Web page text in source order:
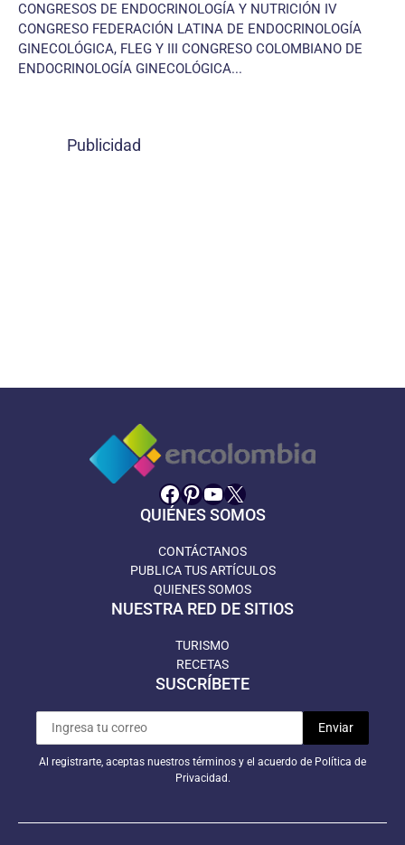
CONGRESOS DE ENDOCRINOLOGÍA Y NUTRICIÓN IV
CONGRESO FEDERACIÓN LATINA DE ENDOCRINOLOGÍA
GINECOLÓGICA, FLEG Y III CONGRESO COLOMBIANO DE
ENDOCRINOLOGÍA GINECOLÓGICA...
Publicidad
Facebook
Pinterest
YouTube
X
QUIÉNES SOMOS
CONTÁCTANOS
PUBLICA TUS ARTÍCULOS
QUIENES SOMOS
NUESTRA RED DE SITIOS
TURISMO
RECETAS
SUSCRÍBETE
Al registrarte, aceptas nuestros términos y el acuerdo de Política de
Privacidad.